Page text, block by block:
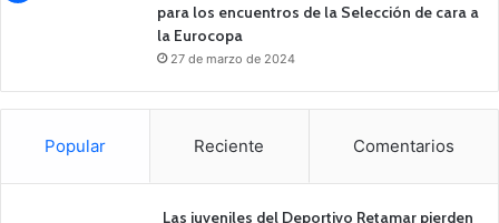
para los encuentros de la Selección de cara a
la Eurocopa
27 de marzo de 2024
Popular Reciente Comentarios
Las juveniles del Deportivo Retamar pierden